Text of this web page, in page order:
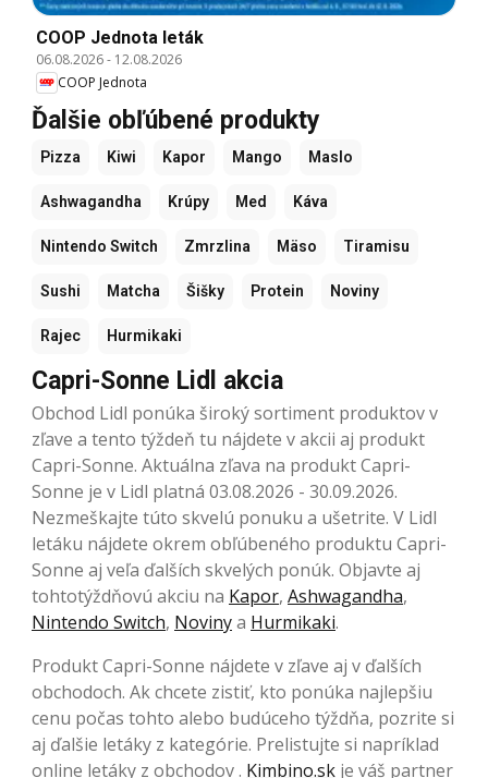
COOP Jednota leták
06.08.2026- 12.08.2026
COOP Jednota
Ďalšie obľúbené produkty
Pizza Kiwi Kapor Mango Maslo
Ashwagandha Krúpy Med Káva
Nintendo Switch Zmrzlina Mäso Tiramisu
Sushi Matcha Šišky Protein Noviny
Rajec Hurmikaki
Capri-Sonne Lidl akcia
Obchod Lidl ponúka široký sortiment produktov v
zľave a tento týždeň tu nájdete v akcii aj produkt
Capri-Sonne. Aktuálna zľava na produkt Capri-
Sonne je v Lidl platná 03.08.2026 - 30.09.2026.
Nezmeškajte túto skvelú ponuku a ušetrite. V Lidl
letáku nájdete okrem obľúbeného produktu Capri-
Sonne aj veľa ďalších skvelých ponúk. Objavte aj
tohtotýždňovú akciu na Kapor, Ashwagandha,
Nintendo Switch, Novinya Hurmikaki.
Produkt Capri-Sonne nájdete v zľave aj v ďalších
obchodoch. Ak chcete zistiť, kto ponúka najlepšiu
cenu počas tohto alebo budúceho týždňa, pozrite si
aj ďalšie letáky z kategórie. Prelistujte si napríklad
online letáky z obchodov . Kimbino.sk je váš partner